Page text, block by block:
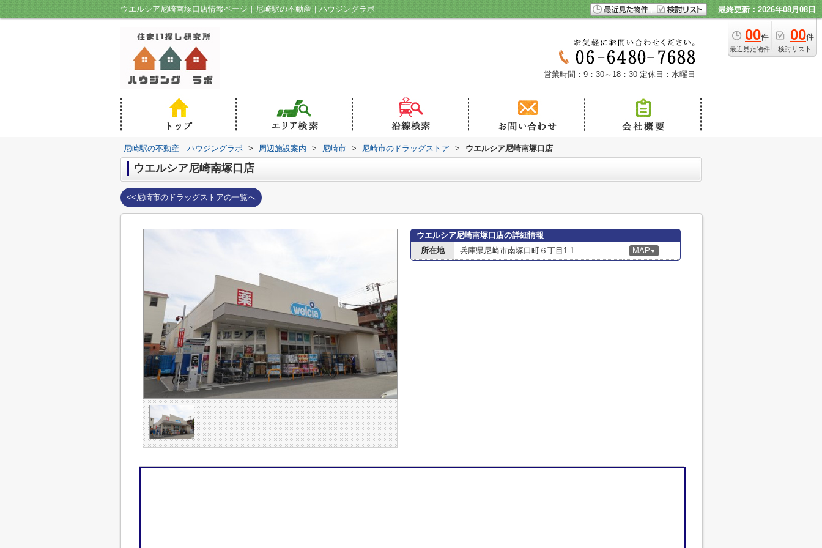
ウエルシア尼崎南塚口店情報ページ｜尼崎駅の不動産｜ハウジングラボ 最終更新：2026年08月08日
00件
最近見た物件
00件
検討リスト
営業時間：9：30～18：30 定休日：水曜日
尼崎駅の不動産｜ハウジングラボ > 周辺施設案内 > 尼崎市 > 尼崎市のドラッグストア > ウエルシア尼崎南塚口店
ウエルシア尼崎南塚口店
<<尼崎市のドラッグストアの一覧へ
ウエルシア尼崎南塚口店の詳細情報
所在地
兵庫県尼崎市南塚口町６丁目1-1 MAP ▼